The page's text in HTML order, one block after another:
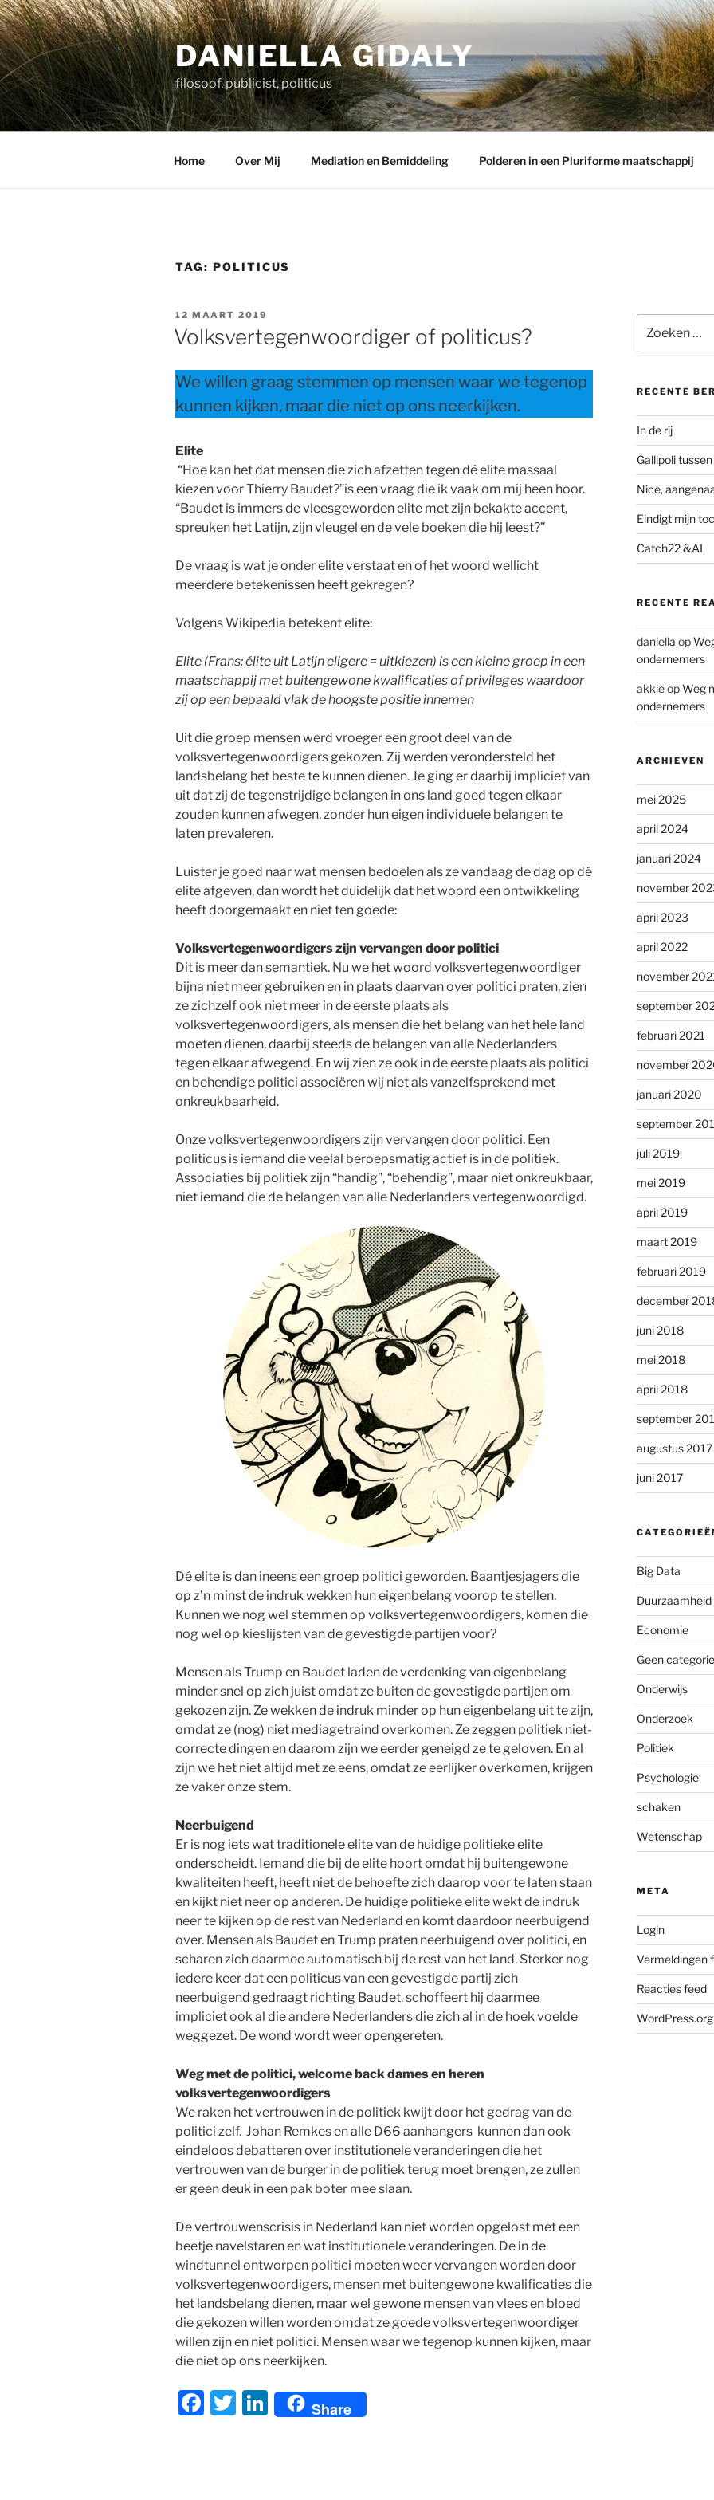
Ga
naar
de
inhoud
DANIELLA GIDALY
filosoof, publicist, politicus
Home Over Mij Mediation en Bemiddeling Polderen in een Pluriforme maatschappij
TAG: POLITICUS
GEPLAATST
OP
12 MAART 2019
Volksvertegenwoordiger of politicus?
We willen graag stemmen op mensen waar we tegenop
kunnen kijken, maar die niet op ons neerkijken.
Elite
“Hoe kan het dat mensen die zich afzetten tegen dé elite massaal
kiezen voor Thierry Baudet?”is een vraag die ik vaak om mij heen hoor.
“Baudet is immers de vleesgeworden elite met zijn bekakte accent,
spreuken het Latijn, zijn vleugel en de vele boeken die hij leest?”
De vraag is wat je onder elite verstaat en of het woord wellicht
meerdere betekenissen heeft gekregen?
Volgens Wikipedia betekent elite:
Elite (Frans: élite uit Latijn eligere = uitkiezen) is een kleine groep in een
maatschappij met buitengewone kwalificaties of privileges waardoor
zij op een bepaald vlak de hoogste positie innemen
Uit die groep mensen werd vroeger een groot deel van de
volksvertegenwoordigers gekozen. Zij werden verondersteld het
landsbelang het beste te kunnen dienen. Je ging er daarbij impliciet van
uit dat zij de tegenstrijdige belangen in ons land goed tegen elkaar
zouden kunnen afwegen, zonder hun eigen individuele belangen te
laten prevaleren.
Luister je goed naar wat mensen bedoelen als ze vandaag de dag op dé
elite afgeven, dan wordt het duidelijk dat het woord een ontwikkeling
heeft doorgemaakt en niet ten goede:
Volksvertegenwoordigers zijn vervangen door politici
Dit is meer dan semantiek. Nu we het woord volksvertegenwoordiger
bijna niet meer gebruiken en in plaats daarvan over politici praten, zien
ze zichzelf ook niet meer in de eerste plaats als
volksvertegenwoordigers, als mensen die het belang van het hele land
moeten dienen, daarbij steeds de belangen van alle Nederlanders
tegen elkaar afwegend. En wij zien ze ook in de eerste plaats als politici
en behendige politici associëren wij niet als vanzelfsprekend met
onkreukbaarheid.
Onze volksvertegenwoordigers zijn vervangen door politici. Een
politicus is iemand die veelal beroepsmatig actief is in de politiek.
Associaties bij politiek zijn “handig”, “behendig”, maar niet onkreukbaar,
niet iemand die de belangen van alle Nederlanders vertegenwoordigd.
Dé elite is dan ineens een groep politici geworden. Baantjesjagers die
op z’n minst de indruk wekken hun eigenbelang voorop te stellen.
Kunnen we nog wel stemmen op volksvertegenwoordigers, komen die
nog wel op kieslijsten van de gevestigde partijen voor?
Mensen als Trump en Baudet laden de verdenking van eigenbelang
minder snel op zich juist omdat ze buiten de gevestigde partijen om
gekozen zijn. Ze wekken de indruk minder op hun eigenbelang uit te zijn,
omdat ze (nog) niet mediagetraind overkomen. Ze zeggen politiek niet-
correcte dingen en daarom zijn we eerder geneigd ze te geloven. En al
zijn we het niet altijd met ze eens, omdat ze eerlijker overkomen, krijgen
ze vaker onze stem.
Neerbuigend
Er is nog iets wat traditionele elite van de huidige politieke elite
onderscheidt. Iemand die bij de elite hoort omdat hij buitengewone
kwaliteiten heeft, heeft niet de behoefte zich daarop voor te laten staan
en kijkt niet neer op anderen. De huidige politieke elite wekt de indruk
neer te kijken op de rest van Nederland en komt daardoor neerbuigend
over. Mensen als Baudet en Trump praten neerbuigend over politici, en
scharen zich daarmee automatisch bij de rest van het land. Sterker nog
iedere keer dat een politicus van een gevestigde partij zich
neerbuigend gedraagt richting Baudet, schoffeert hij daarmee
impliciet ook al die andere Nederlanders die zich al in de hoek voelde
weggezet. De wond wordt weer opengereten.
Weg met de politici, welcome back dames en heren
volksvertegenwoordigers
We raken het vertrouwen in de politiek kwijt door het gedrag van de
politici zelf. Johan Remkes en alle D66 aanhangers kunnen dan ook
eindeloos debatteren over institutionele veranderingen die het
vertrouwen van de burger in de politiek terug moet brengen, ze zullen
er geen deuk in een pak boter mee slaan.
De vertrouwenscrisis in Nederland kan niet worden opgelost met een
beetje navelstaren en wat institutionele veranderingen. De in de
windtunnel ontworpen politici moeten weer vervangen worden door
volksvertegenwoordigers, mensen met buitengewone kwalificaties die
het landsbelang dienen, maar wel gewone mensen van vlees en bloed
die gekozen willen worden omdat ze goede volksvertegenwoordiger
willen zijn en niet politici. Mensen waar we tegenop kunnen kijken, maar
die niet op ons neerkijken.
F
T
Li
n
Share
naar:
RECENTE
In de rij
Gallipoli
Nice,
Eindigt mijn
Catch22 &AI
RECENTE
daniella op
ondernemers
akkieopWeg
ondernemers
ARCHIEVEN
mei 2025
april 2024
januari 2024
november
april 2023
april 2022
november
september
februari 2021
november
januari 2020
september
juli 2019
mei 2019
april 2019
maart 2019
februari 2019
december
juni 2018
mei 2018
april 2018
september
augustus 2017
juni 2017
Big Data
Duurzaamheid
Economie
Geen categorie
Onderwijs
Onderzoek
Politiek
Psychologie
schaken
Wetenschap
META
Login
Vermeldingen
Reacties feed
WordPress.org